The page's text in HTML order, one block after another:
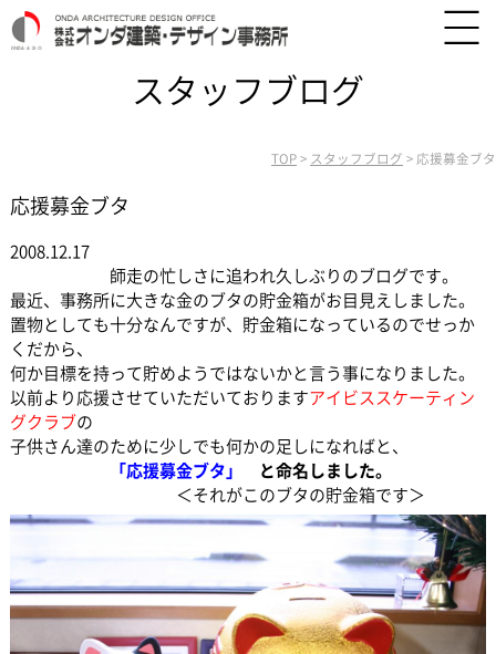
スタッフブログ
TOP > スタッフブログ > 応援募金ブタ
応援募金ブタ
2008.12.17
師走の忙しさに追われ久しぶりのブログです。
最近、事務所に大きな金のブタの貯金箱がお目見えしました。
置物としても十分なんですが、貯金箱になっているのでせっか
くだから、
何か目標を持って貯めようではないかと言う事になりました。
以前より応援させていただいておりますアイビススケーティン
グクラブの
子供さん達のために少しでも何かの足しになればと、
「応援募金ブタ」
と命名しました。
＜それがこのブタの貯金箱です＞